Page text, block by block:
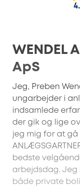
WENDEL
ApS
Jeg, Preben
ungarbejder i
indsamlede
der gik og lige
jeg mig for at gå
bedste
arbejdsdag. Jeg
både private